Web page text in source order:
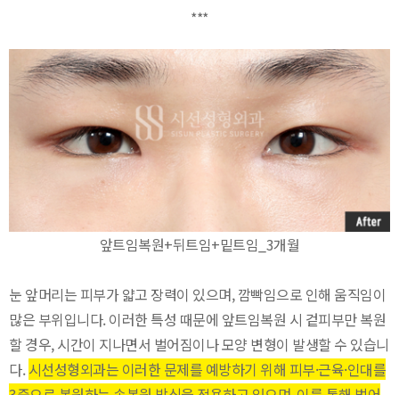
***
앞트임복원+뒤트임+밑트임_3개월
눈 앞머리는 피부가 얇고 장력이 있으며, 깜빡임으로 인해 움직임이
많은 부위입니다. 이러한 특성 때문에 앞트임복원 시 겉피부만 복원
할 경우, 시간이 지나면서 벌어짐이나 모양 변형이 발생할 수 있습니
다.시선성형외과는 이러한 문제를 예방하기 위해 피부·근육·인대를